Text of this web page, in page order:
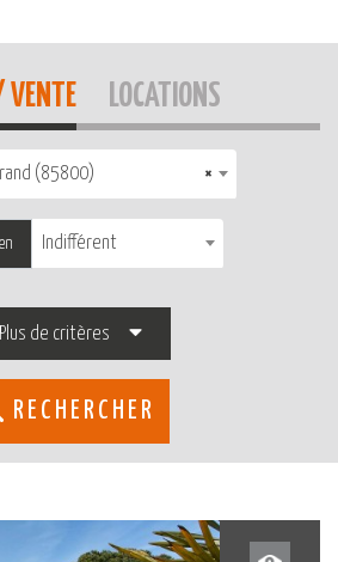
VENTE LOCATIONS
×
(85800)
Indifférent
Plus de critères
RECHERCHER